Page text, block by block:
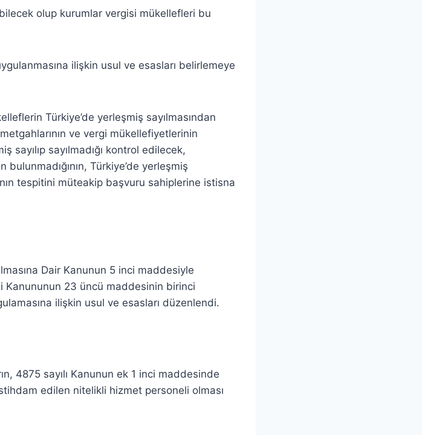
olup kurumlar vergisi mükellefleri bu
ilişkin usul ve esasları belirlemeye
Türkiye’de yerleşmiş sayılmasından
ve vergi mükellefiyetlerinin
sayılıp sayılmadığı kontrol edilecek,
Türkiye’de yerleşmiş
tespitini müteakip başvuru sahiplerine istisna
Dair Kanunun 5 inci maddesiyle
Kanununun 23 üncü maddesinin birinci
ilişkin usul ve esasları düzenlendi.
4875 sayılı Kanunun ek 1 inci maddesinde
edilen nitelikli hizmet personeli olması